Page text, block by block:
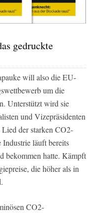
gedruckte
will also die EU-
um die
Unterstützt wird sie
und Vizepräsidenten
der starken CO2-
Industrie läuft bereits
bekommen hatte. Kämpft
die höher als in
CO2-